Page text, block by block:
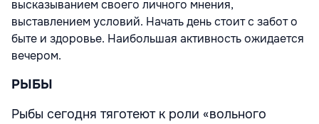
высказыванием своего личного мнения,
выставлением условий. Начать день стоит с забот о
быте и здоровье. Наибольшая активность ожидается
вечером.
РЫБЫ
Рыбы сегодня тяготеют к роли «вольного